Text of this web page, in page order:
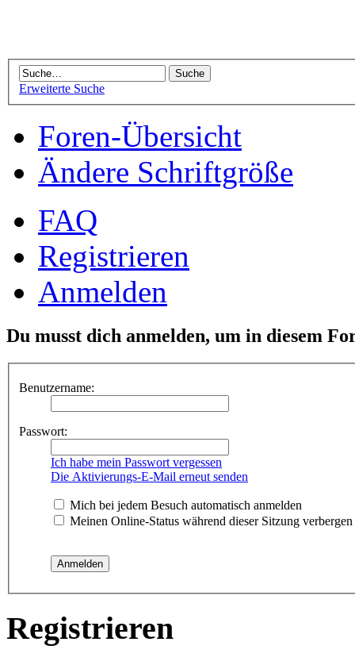
Erweiterte Suche
Foren-Übersicht
Ändere Schriftgröße
FAQ
Registrieren
Anmelden
Du musst dich anmelden, um in diesem
Benutzername:
Passwort:
Ich habe mein Passwort vergessen
Die Aktivierungs-E-Mail erneut senden
Mich bei jedem Besuch automatisch anmelden
Meinen Online-Status während dieser Sitzung verbergen
Registrieren